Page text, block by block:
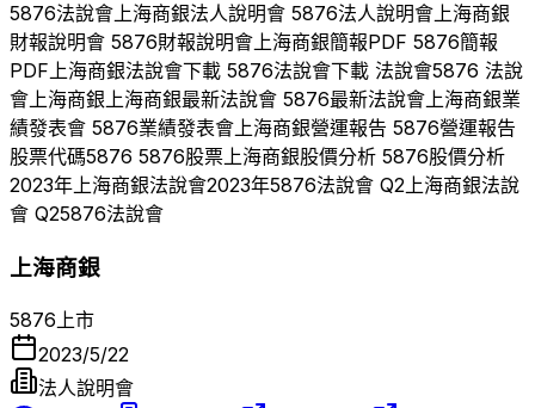
5876法說會上海商銀法人說明會 5876法人說明會上海商銀
財報說明會 5876財報說明會上海商銀簡報PDF 5876簡報
PDF上海商銀法說會下載 5876法說會下載 法說會5876 法說
會上海商銀上海商銀最新法說會 5876最新法說會上海商銀業
績發表會 5876業績發表會上海商銀營運報告 5876營運報告
股票代碼5876 5876股票上海商銀股價分析 5876股價分析
2023年上海商銀法說會2023年5876法說會 Q2上海商銀法說
會 Q25876法說會
上海商銀
5876 上市
2023/5/22
法人說明會